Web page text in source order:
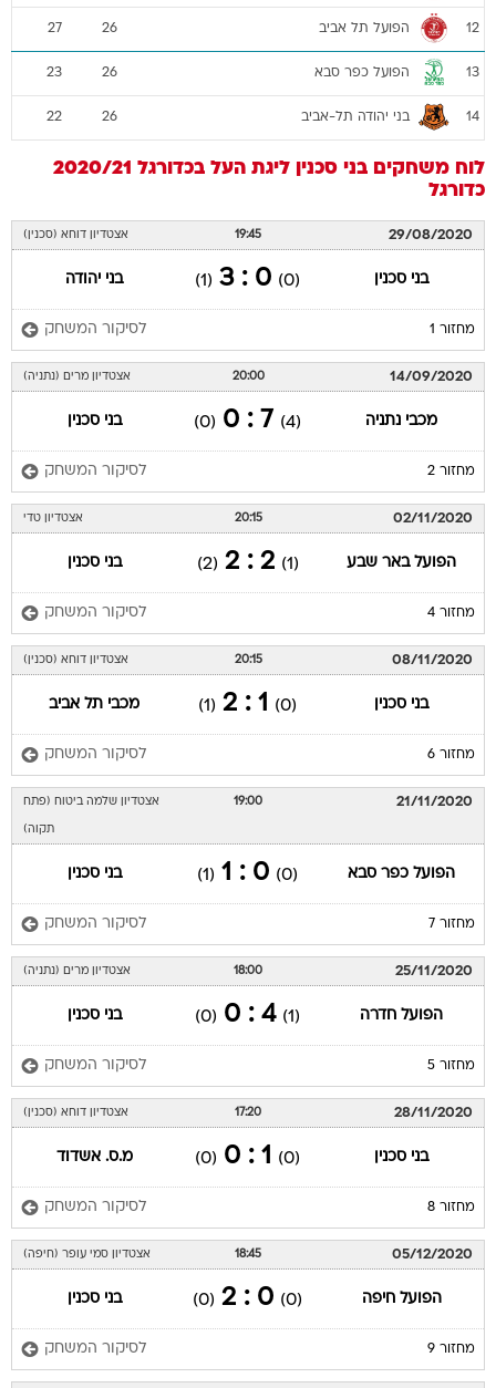
12 הפועל תל אביב 26
27
13 הפועל כפר סבא 26
23
14 בני יהודה תל-אביב 26
22
לוח משחקים בני סכנין ליגת העל בכדורגל 2020/21
כדורגל
29/08/2020
19:45 אצטדיון דוחא (סכנין)
בני סכנין (0)
0 : 3
(1) בני יהודה
מחזור 1 לסיקור המשחק
14/09/2020
20:00 אצטדיון מרים (נתניה)
מכבי נתניה (4)
7 : 0
(0) בני סכנין
מחזור 2 לסיקור המשחק
02/11/2020
20:15 אצטדיון טדי
הפועל באר שבע (1)
2 : 2
(2) בני סכנין
מחזור 4 לסיקור המשחק
08/11/2020
20:15 אצטדיון דוחא (סכנין)
בני סכנין (0)
1 : 2
(1) מכבי תל אביב
מחזור 6 לסיקור המשחק
21/11/2020
19:00 אצטדיון שלמה ביטוח (פתח
תקוה)
הפועל כפר סבא (0)
0 : 1
(1) בני סכנין
מחזור 7 לסיקור המשחק
25/11/2020
18:00 אצטדיון מרים (נתניה)
הפועל חדרה (1)
4 : 0
(0) בני סכנין
מחזור 5 לסיקור המשחק
28/11/2020
17:20 אצטדיון דוחא (סכנין)
בני סכנין (0)
1 : 0
(0) מ.ס. אשדוד
מחזור 8 לסיקור המשחק
05/12/2020
18:45 אצטדיון סמי עופר (חיפה)
הפועל חיפה (0)
0 : 2
(0) בני סכנין
מחזור 9 לסיקור המשחק